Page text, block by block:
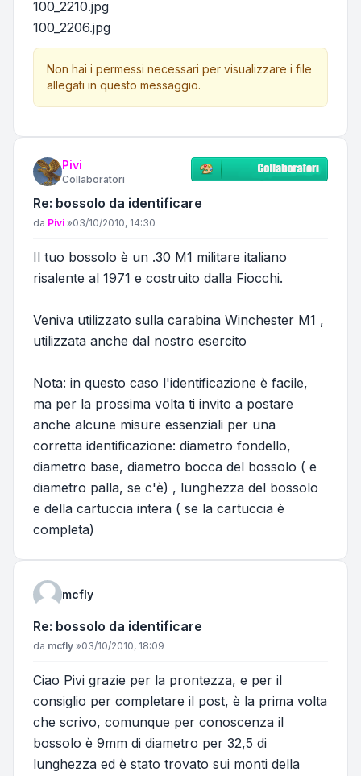
100_2210.jpg
100_2206.jpg
Non hai i permessi necessari per visualizzare i file
allegati in questo messaggio.
Pivi
Collaboratori
Re: bossolo da identificare
Messaggio
da Pivi »03/10/2010, 14:30
Il tuo bossolo è un .30 M1 militare italiano
risalente al 1971 e costruito dalla Fiocchi.
Veniva utilizzato sulla carabina Winchester M1 ,
utilizzata anche dal nostro esercito
Nota: in questo caso l'identificazione è facile,
ma per la prossima volta ti invito a postare
anche alcune misure essenziali per una
corretta identificazione: diametro fondello,
diametro base, diametro bocca del bossolo ( e
diametro palla, se c'è) , lunghezza del bossolo
e della cartuccia intera ( se la cartuccia è
completa)
mcfly
Re: bossolo da identificare
Messaggio
da mcfly »03/10/2010, 18:09
Ciao Pivi grazie per la prontezza, e per il
consiglio per completare il post, è la prima volta
che scrivo, comunque per conoscenza il
bossolo è 9mm di diametro per 32,5 di
lunghezza ed è stato trovato sui monti della